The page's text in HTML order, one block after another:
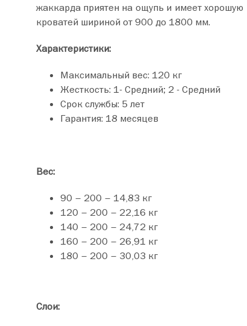
жаккарда приятен на ощупь и имеет
кроватей шириной от 900 до 1800 мм.
Характеристики:
Максимальный вес: 120 кг
Жесткость: 1- Средний; 2 - Средний
Срок службы: 5 лет
Гарантия: 18 месяцев
Вес:
90 – 200 – 14,83 кг
120 – 200 – 22,16 кг
140 – 200 – 24,72 кг
160 – 200 – 26,91 кг
180 – 200 – 30,03 кг
Слои: